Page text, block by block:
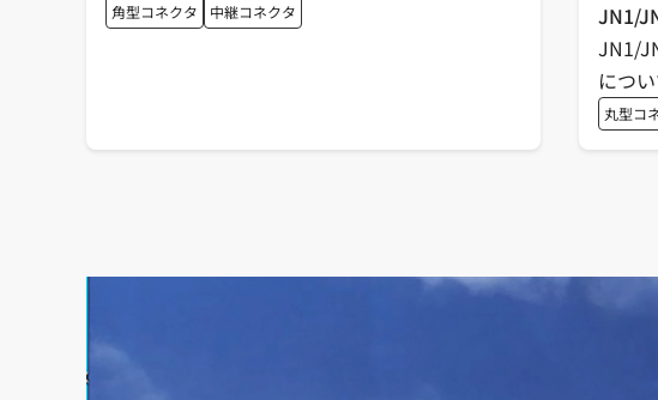
角型コネクタ 中継コネクタ
JN1/
JN1/
につ
丸型コ